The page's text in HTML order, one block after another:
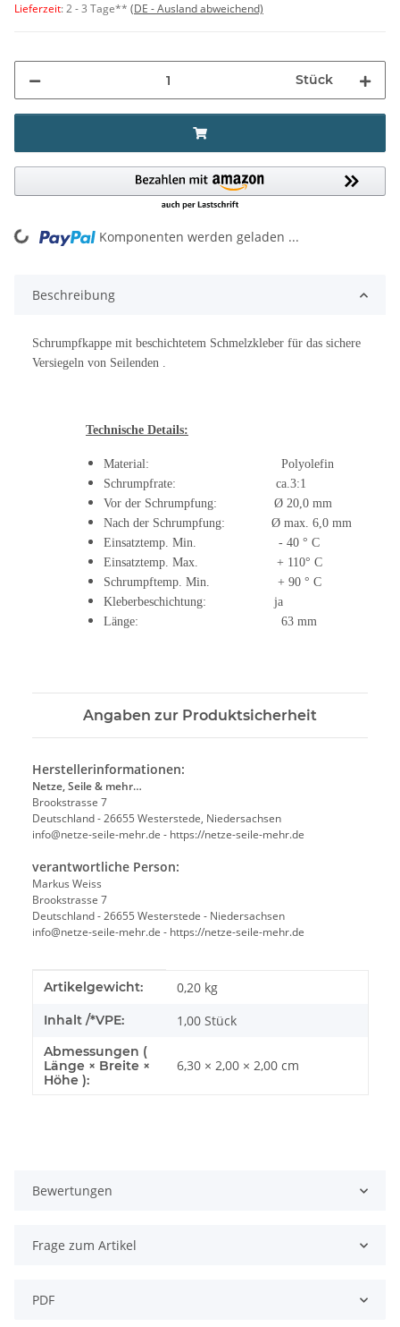
Lieferzeit:2 - 3 Tage** (DE - Ausland abweichend)
Stück
Komponenten werden geladen ...
Beschreibung
Schrumpfkappe mit beschichtetem Schmelzkleber für das sichere
Versiegeln von Seilenden .
Technische Details:
Material: Polyolefin
Schrumpfrate: ca.3:1
Vor der Schrumpfung: Ø 20,0 mm
Nach der Schrumpfung: Ø max. 6,0 mm
Einsatztemp. Min. - 40 ° C
Einsatztemp. Max. + 110° C
Schrumpftemp. Min. + 90 ° C
Kleberbeschichtung: ja
Länge: 63 mm
Angaben zur Produktsicherheit
Herstellerinformationen:
Netze, Seile & mehr…
Brookstrasse 7
Deutschland - 26655 Westerstede, Niedersachsen
info@netze-seile-mehr.de - https://netze-seile-mehr.de
verantwortliche Person:
Markus Weiss
Brookstrasse 7
Deutschland - 26655 Westerstede - Niedersachsen
info@netze-seile-mehr.de - https://netze-seile-mehr.de
Produkteigenschaft
Wert
Artikelgewicht: 0,20 kg
Inhalt /*VPE: 1,00 Stück
Abmessungen (
Länge × Breite ×
Höhe ):
6,30 × 2,00 × 2,00 cm
Bewertungen
Frage zum Artikel
PDF